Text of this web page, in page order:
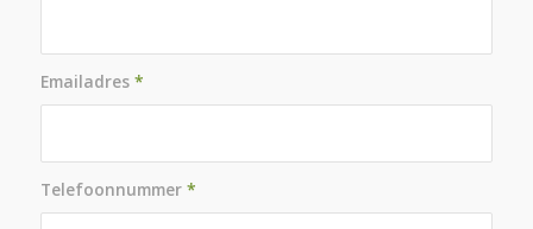
Emailadres *
Telefoonnummer *